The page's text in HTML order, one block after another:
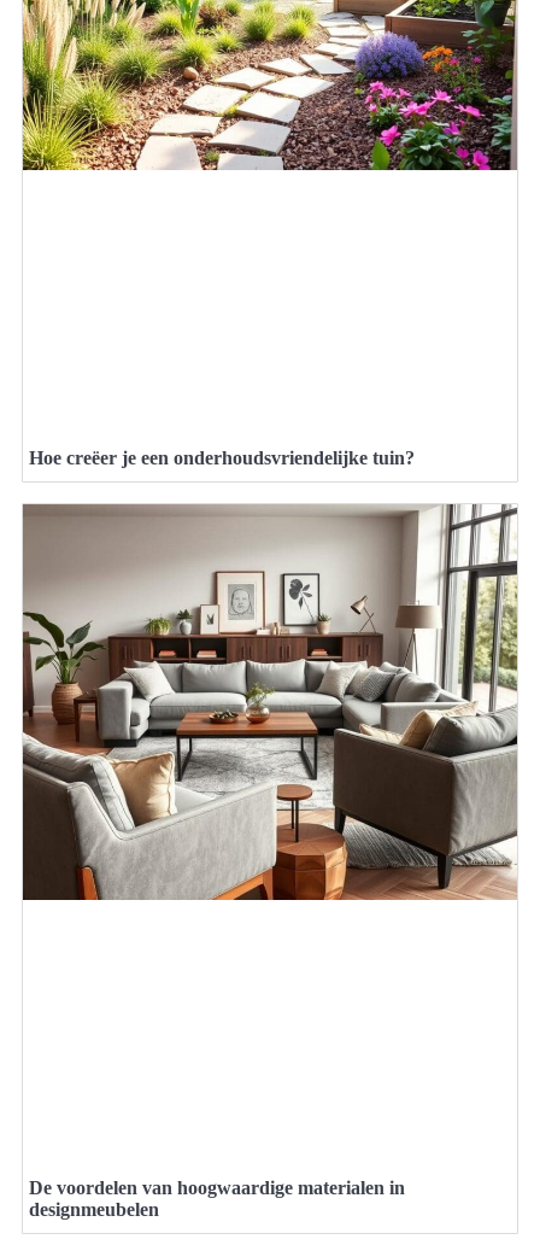
Hoe creëer je een onderhoudsvriendelijke tuin?
De voordelen van hoogwaardige materialen in
designmeubelen